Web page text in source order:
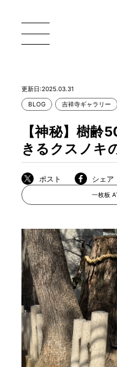
一枚板
MOKUBA に
商品情報
直営店
更新日:2025.03.31
BLOG 吉祥寺ギャラリー
【神秘】樹齢
きるクスノキ
ポスト シェア
一枚板